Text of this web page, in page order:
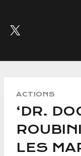
content
ACTIONS
‘DR.
LES